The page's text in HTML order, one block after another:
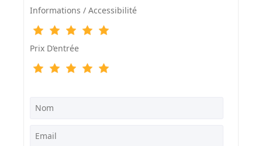
Informations / Accessibilité
Prix D‘entrée